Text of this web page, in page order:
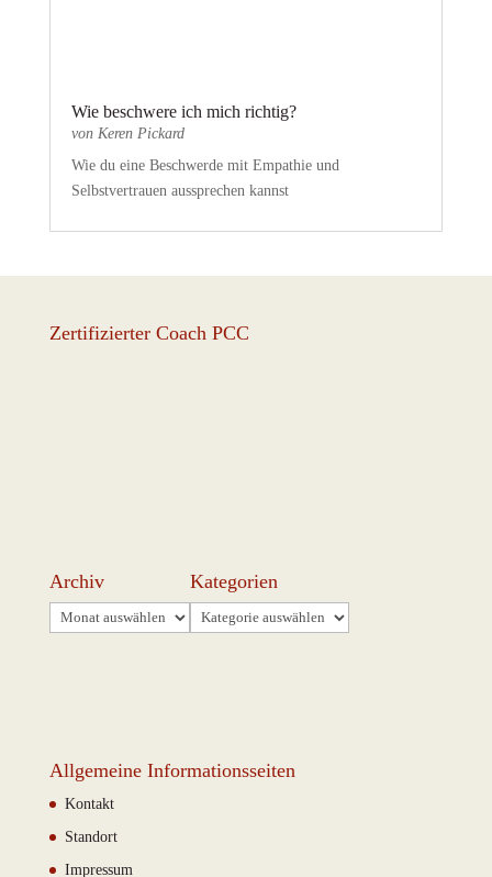
Wie beschwere ich mich richtig?
von Keren Pickard
Wie du eine Beschwerde mit Empathie und
Selbstvertrauen aussprechen kannst
Zertifizierter Coach PCC
Archiv
Archiv
Kategorien
Kategorien
Allgemeine Informationsseiten
Kontakt
Standort
Impressum